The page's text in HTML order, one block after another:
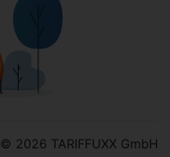
© 2026 TARIFFUXX GmbH